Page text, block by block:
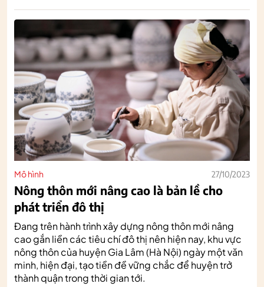
Mô hình 27/10/2023
Nông thôn mới nâng cao là bản lề cho
phát triển đô thị
Đang trên hành trình xây dựng nông thôn mới nâng
cao gắn liền các tiêu chí đô thị nên hiện nay, khu vực
nông thôn của huyện Gia Lâm (Hà Nội) ngày một văn
minh, hiện đại, tạo tiền đề vững chắc để huyện trở
thành quận trong thời gian tới.